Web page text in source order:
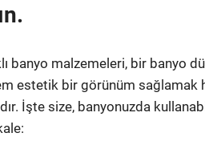
banyo malzemeleri, bir banyo
estetik bir görünüm sağlamak
İşte size, banyonuzda